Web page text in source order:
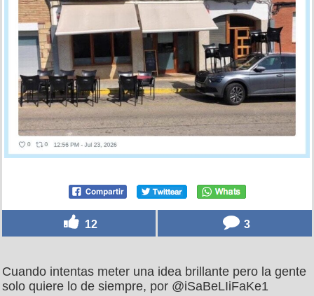
12 3
Cuando intentas meter una idea brillante pero la gente
solo quiere lo de siempre, por @iSaBeLIiFaKe1